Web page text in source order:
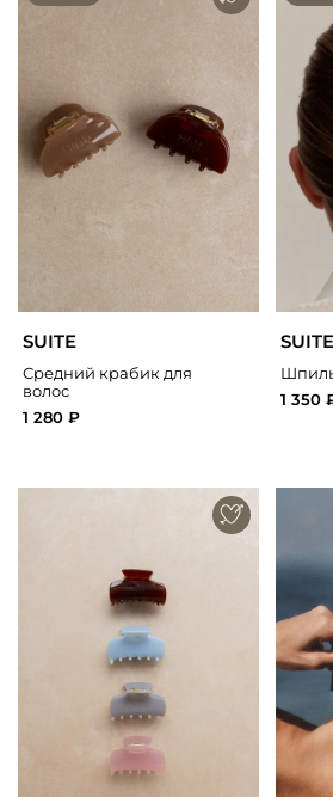
SUITE
Средний крабик для
волос
1 280 ₽
SUITE
1 350